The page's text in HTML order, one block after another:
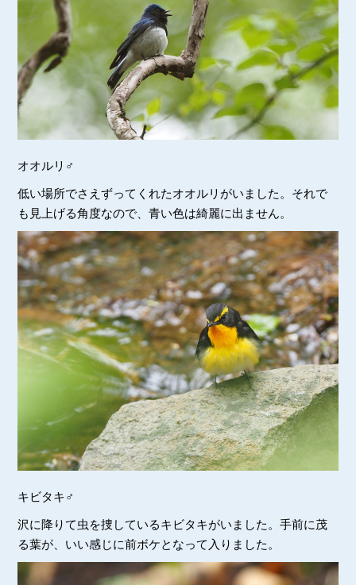
オオルリ♂
低い場所でさえずってくれたオオルリがいました。それで
も見上げる角度なので、青い色は綺麗に出ません。
キビタキ♂
沢に降りて虫を捜しているキビタキがいました。手前に茂
る葉が、いい感じに前ボケとなって入りました。